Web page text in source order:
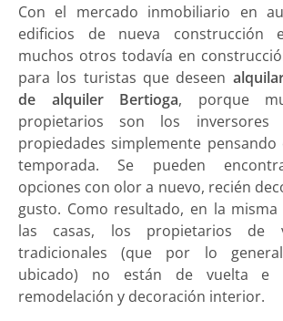
Con el mercado inmobiliario en
edificios de nueva construcción
muchos otros todavía en
para los turistas que deseen
de alquiler Bertioga, porque
propietarios son los inversores
propiedades simplemente
temporada. Se pueden
opciones con olor a nuevo, recién
gusto. Como resultado, en la
las casas, los propietarios de
tradicionales (que por lo
ubicado) no están de vuelta e
remodelación y decoración interior.